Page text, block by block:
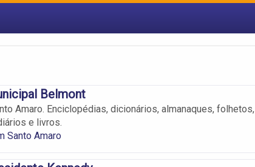
Belmont
Amaro. Enciclopédias, dicionários, almanaques, folhetos,
e livros.
Santo Amaro